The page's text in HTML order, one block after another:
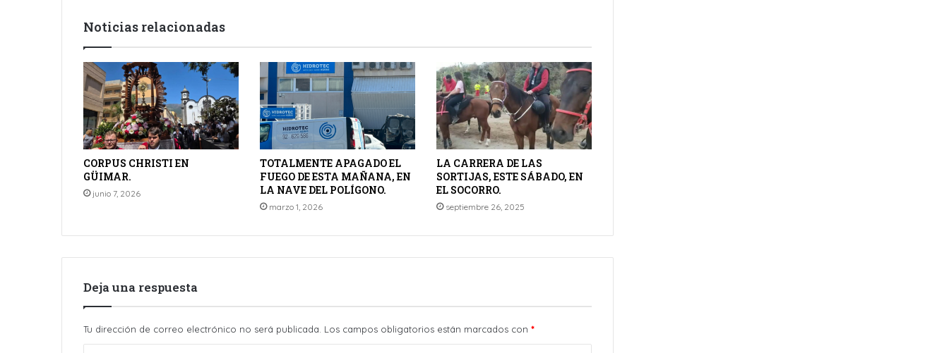
Noticias relacionadas
CORPUS CHRISTI EN
GÜIMAR.
junio 7, 2026
TOTALMENTE APAGADO EL
FUEGO DE ESTA MAÑANA, EN
LA NAVE DEL POLÍGONO.
marzo 1, 2026
LA CARRERA DE LAS
SORTIJAS, ESTE SÁBADO, EN
EL SOCORRO.
septiembre 26, 2025
Deja una respuesta
Tu dirección de correo electrónico no será publicada. Los campos obligatorios están marcados con *